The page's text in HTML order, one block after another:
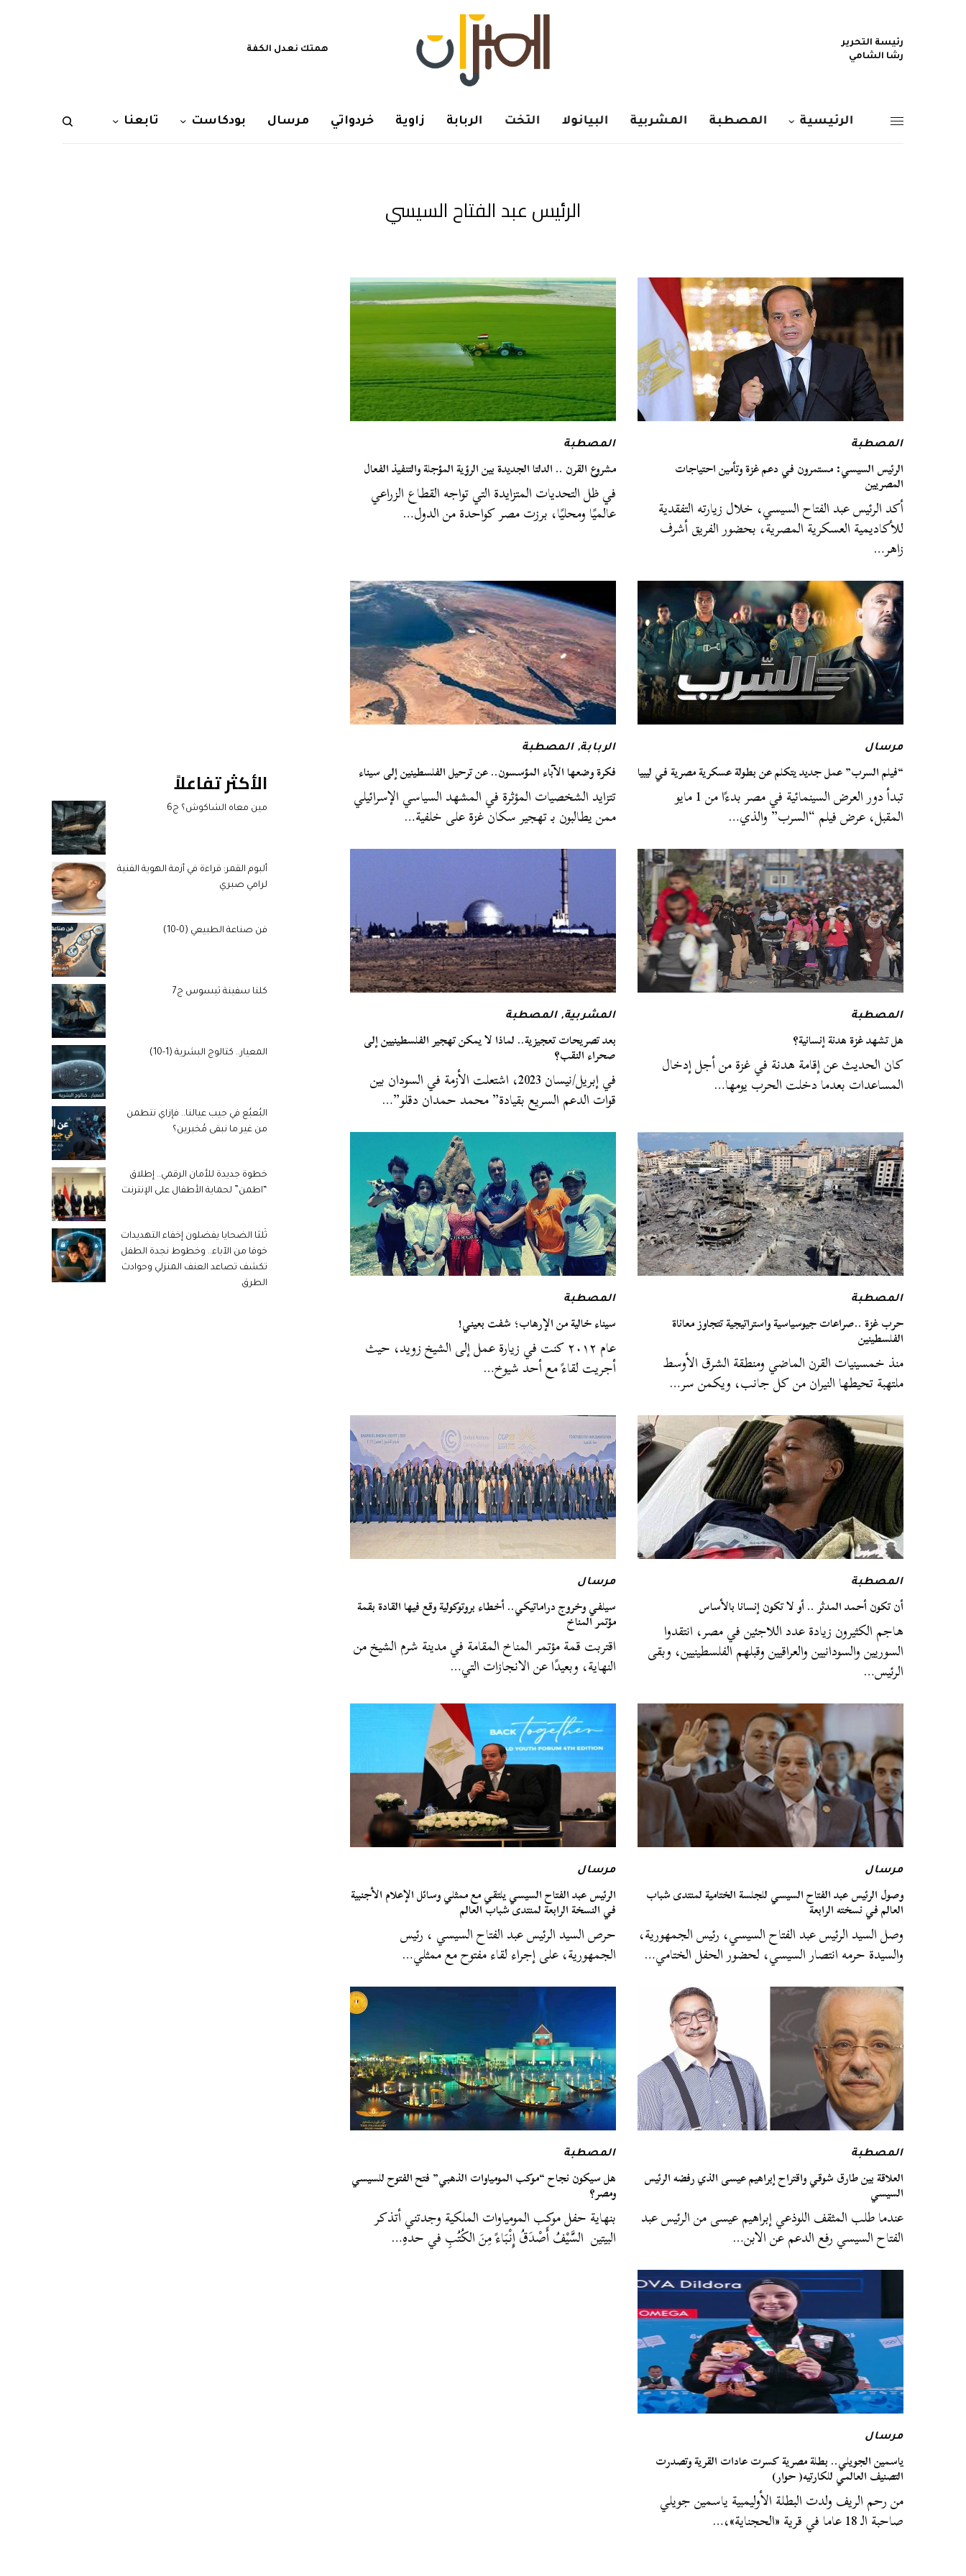
رئيسة التحرير
رشا الشامي
همتك نعدل الكفة
الرئيسية المصطبة المشربية البيانولا التخت الربابة زاوية خردواتي مرسال بودكاست تابعنا
الرئيس عبد الفتاح السيسي
المصطبة
الرئيس السيسي: مستمرون في دعم غزة وتأمين احتياجات
المصريين
أكد الرئيس عبد الفتاح السيسي، خلال زيارته التفقدية
للأكاديمية العسكرية المصرية، بحضور الفريق أشرف
زاهر…
المصطبة
مشروع القرن .. الدلتا الجديدة بين الرؤية المؤجلة والتنفيذ الفعال
في ظل التحديات المتزايدة التي تواجه القطاع الزراعي
عالميًا ومحليًا، برزت مصر كواحدة من الدول…
مرسال
“فيلم السرب” عمل جديد يتكلم عن بطولة عسكرية مصرية في ليبيا
تبدأ دور العرض السينمائية في مصر بدءًا من 1 مايو
المقبل، عرض فيلم “السرب” والذي…
الربابة,المصطبة
فكرة وضعها الآباء المؤسسون.. عن ترحيل الفلسطينين إلى سيناء
تتزايد الشخصيات المؤثرة في المشهد السياسي الإسرائيلي
ممن يطالبون بـ تهجير سكان غزة على خلفية…
المصطبة
هل تشهد غزة هدنة إنسانية؟
كان الحديث عن إقامة هدنة في غزة من أجل إدخال
المساعدات بعدما دخلت الحرب يومها…
المشربية,المصطبة
بعد تصريحات تعجيزية.. لماذا لا يمكن تهجير الفلسطينيين إلى
صحراء النقب؟
في إبريل/نيسان 2023، اشتعلت الأزمة في السودان بين
قوات الدعم السريع بقيادة” محمد حمدان دقلو”…
المصطبة
حرب غزة ..صراعات جيوسياسية واستراتيجية تتجاوز معاناة
الفلسطينين
منذ خمسينيات القرن الماضي ومنطقة الشرق الأوسط
ملتهبة تحيطها النيران من كل جانب، ويكمن سر…
المصطبة
سيناء خالية من الإرهاب؛ شفت بعيني!
عام ٢٠١٢ كنت في زيارة عمل إلى الشيخ زويد، حيث
أجريت لقاءً مع أحد شيوخ…
المصطبة
أن تكون أحمد المدثر .. أو لا تكون إنسانا بالأساس
هاجم الكثيرون زيادة عدد اللاجئين في مصر، انتقدوا
السوريين والسودانيين والعراقيين وقبلهم الفلسطينيين، وبقى
الرئيس…
مرسال
سيلفي وخروج دراماتيكي.. أخطاء بروتوكولية وقع فيها القادة بقمة
مؤتمر المناخ
اقتربت قمة مؤتمر المناخ المقامة في مدينة شرم الشيخ من
النهاية، وبعيدًا عن الانجازات التي…
مرسال
وصول الرئيس عبد الفتاح السيسي للجلسة الختامية لمنتدى شباب
العالم في نسخته الرابعة
وصل السيد الرئيس عبد الفتاح السيسي، رئيس الجمهورية،
والسيدة حرمه انتصار السيسي، لحضور الحفل الختامي…
مرسال
الرئيس عبد الفتاح السيسي يلتقي مع ممثلي وسائل الإعلام الأجنبية
في النسخة الرابعة لمنتدى شباب العالم
‏حرص السيد الرئيس عبد الفتاح السيسي ، رئيس
الجمهورية، على إجراء لقاء مفتوح مع ممثلي…
المصطبة
العلاقة بين طارق شوقي واقتراح إبراهيم عيسى الذي رفضه الرئيس
السيسي
عندما طلب المثقف اللوذعي إبراهيم عيسى من الرئيس عبد
الفتاح السيسي رفع الدعم عن الابن…
المصطبة
هل سيكون نجاح “موكب المومياوات الذهبي” فتح الفتوح للسيسي
ومصر؟
بنهاية حفل موكب المومياوات الملكية وجدتني أتذكر
البيتين السَّيْفُ أَصْدَقُ إِنْبَاءً مِنَ الكُتُبِ في حدهِ…
مرسال
ياسمين الجويلي.. بطلة مصرية كسرت عادات القرية وتصدرت
التصنيف العالمي للكارتيه( حوار)
من رحم الريف ولدت البطلة الأوليمبية ياسمين جويلي
صاحبة الـ 18 عاما في قرية «الحجناية»،…
الأكثر تفاعلاً
مين معاه الشاكوش؟ ج6
ألبوم القمر: قراءة في أزمة الهوية الفنية
لرامي صبري
فن صناعة الطبيعي (0-10)
كلنا سفينة ثيسوس ج7
المعيار.. كتالوج البشرية (1-10)
البُعبُع في جيب عيالنا.. فإزاي نتطمن
من غير ما نبقى مُخبرين؟
خطوة جديدة للأمان الرقمي.. إطلاق
“اطمن” لحماية الأطفال على الإنترنت
ثُلثا الضحايا يفضلون إخفاء التهديدات
خوفا من الآباء.. وخطوط نجدة الطفل
تكشف تصاعد العنف المنزلي وحوادث
الطرق